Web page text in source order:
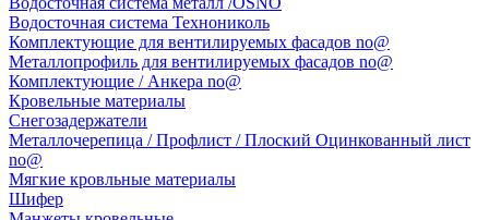
Водосточная система Технониколь
Комплектующие для вентилируемых фасадов no@
Металлопрофиль для вентилируемых фасадов no@
Комплектующие / Анкера no@
Кровельные материалы
Снегозадержатели
Металлочерепица / Профлист / Плоский Оцинкованный лист
no@
Мягкие кровльные материалы
Шифер